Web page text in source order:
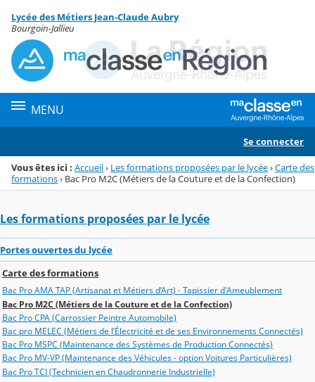
Menu de la rubrique
Contenu
Lycée des Métiers Jean-Claude Aubry
Bourgoin-Jallieu
MENU
Se connecter
Vous êtes ici : Accueil› Les formations proposées par le lycée›Carte des
formations› Bac Pro M2C (Métiers de la Couture et de la Confection)
Les formations proposées par le lycée
Portes ouvertes du lycée
Carte des formations
Bac Pro AMA TAP (Artisanat et Métiers d’Art) - Tapissier d'Ameublement
Bac Pro M2C (Métiers de la Couture et de la Confection)
Bac Pro CPA (Carrossier Peintre Automobile)
Bac pro MELEC (Métiers de l’Électricité et de ses Environnements Connectés)
Bac Pro MSPC (Maintenance des Systèmes de Production Connectés)
Bac Pro MV-VP (Maintenance des Véhicules - option Voitures Particulières)
Bac Pro TCI (Technicien en Chaudronnerie Industrielle)